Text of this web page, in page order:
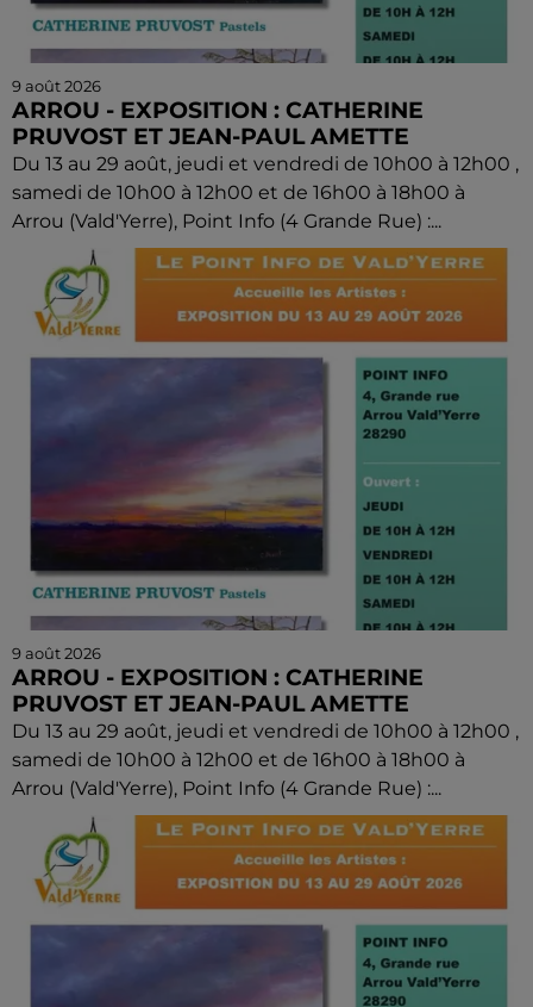
9 août 2026
ARROU - EXPOSITION : CATHERINE
PRUVOST ET JEAN-PAUL AMETTE
Du 13 au 29 août, jeudi et vendredi de 10h00 à 12h00 ,
samedi de 10h00 à 12h00 et de 16h00 à 18h00 à
Arrou (Vald'Yerre), Point Info (4 Grande Rue) :...
9 août 2026
ARROU - EXPOSITION : CATHERINE
PRUVOST ET JEAN-PAUL AMETTE
Du 13 au 29 août, jeudi et vendredi de 10h00 à 12h00 ,
samedi de 10h00 à 12h00 et de 16h00 à 18h00 à
Arrou (Vald'Yerre), Point Info (4 Grande Rue) :...